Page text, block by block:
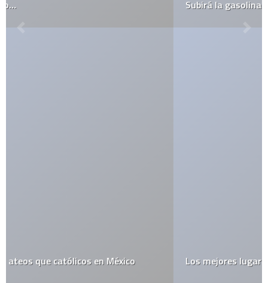
Los mejores lugares de México para…